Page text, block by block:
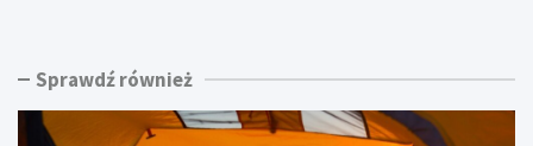
n
i Sprawdź również